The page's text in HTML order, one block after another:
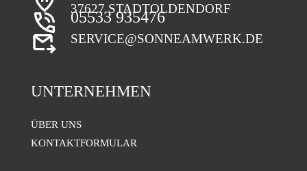
37627 STADTOLDENDORF
05533 935476
SERVICE@SONNEAMWERK.DE
UNTERNEHMEN
ÜBER UNS
KONTAKTFORMULAR